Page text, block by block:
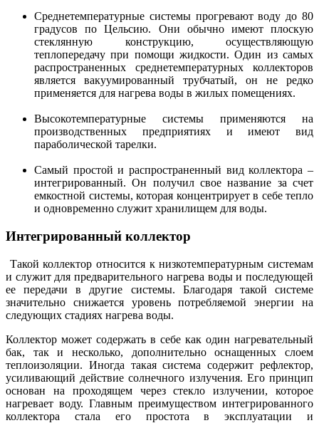
Среднетемпературные системы прогревают воду до 80
градусов по Цельсию. Они обычно имеют плоскую
стеклянную конструкцию, осуществляющую
теплопередачу при помощи жидкости. Один из самых
распространенных среднетемпературных коллекторов
является вакуумированный трубчатый, он не редко
применяется для нагрева воды в жилых помещениях.
Высокотемпературные системы применяются на
производственных предприятиях и имеют вид
параболической тарелки.
Самый простой и распространенный вид коллектора –
интегрированный. Он получил свое название за счет
емкостной системы, которая концентрирует в себе тепло
и одновременно служит хранилищем для воды.
Интегрированный коллектор
Такой коллектор относится к низкотемпературным системам
и служит для предварительного нагрева воды и последующей
ее передачи в другие системы. Благодаря такой системе
значительно снижается уровень потребляемой энергии на
следующих стадиях нагрева воды.
Коллектор может содержать в себе как один нагревательный
бак, так и несколько, дополнительно оснащенных слоем
теплоизоляции. Иногда такая система содержит рефлектор,
усиливающий действие солнечного излучения. Его принцип
основан на проходящем через стекло излучении, которое
нагревает воду. Главным преимуществом интегрированного
коллектора стала его простота в эксплуатации и